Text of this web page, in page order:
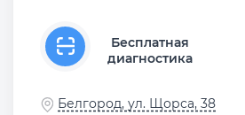
Бесплатная
диагностика
Белгород, ул. Щорса, 38